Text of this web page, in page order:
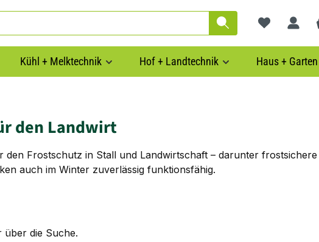
Du hast 0
Kühl + Melktechnik Hof + Landtechnik Haus + Garten
den Landwirt
Frostschutz in Stall und Landwirtschaft – darunter
auch im Winter zuverlässig funktionsfähig.
über die Suche.